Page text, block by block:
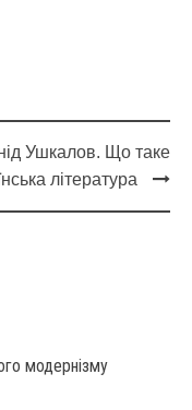
Ушкалов. Що таке
література
модернізму